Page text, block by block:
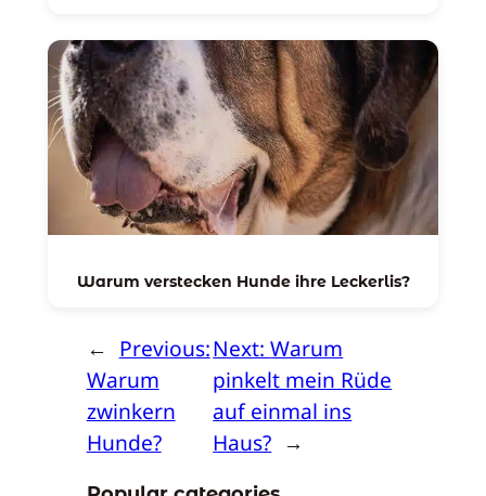
Warum verstecken Hunde ihre Leckerlis?
← Previous:
Warum
zwinkern
Hunde?
Next:Warum
pinkelt mein Rüde
auf einmal ins
Haus? →